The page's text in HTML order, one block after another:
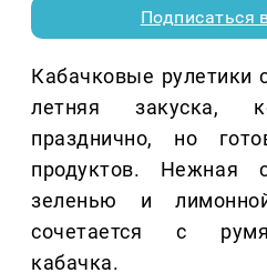
Подписаться
Кабачковые рулетики
летняя закуска,
празднично, но
продуктов. Нежная
зеленью и
сочетается с
кабачка.